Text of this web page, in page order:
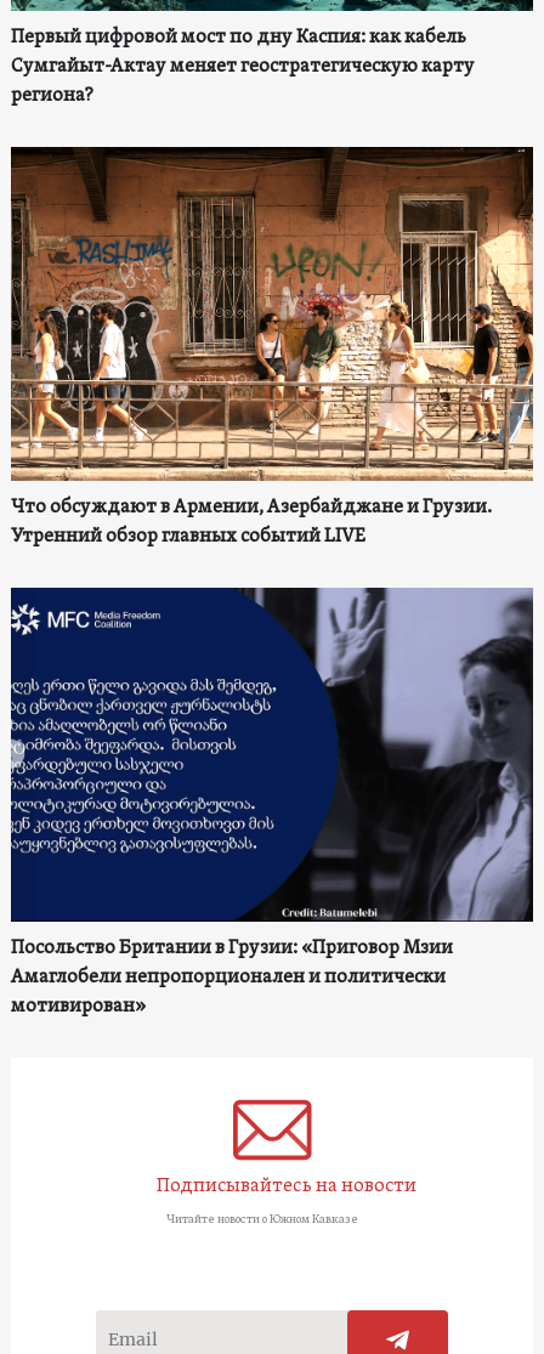
Первый цифровой мост по дну Каспия: как кабель
Сумгайыт-Актау меняет геостратегическую карту
региона?
Что обсуждают в Армении, Азербайджане и Грузии.
Утренний обзор главных событий LIVE
Посольство Британии в Грузии: «Приговор Мзии
Амаглобели непропорционален и политически
мотивирован»
Подписывайтесь на новости
Читайте новости о Южном Кавказе